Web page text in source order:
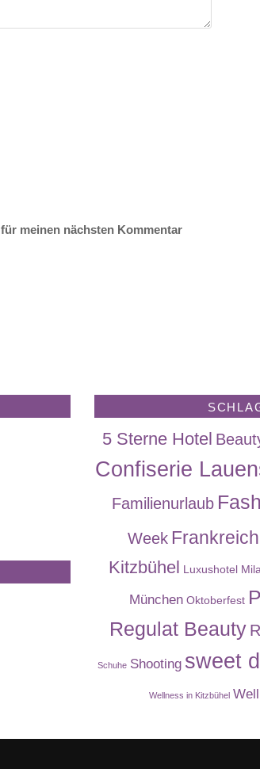
meinen nächsten Kommentar
5 Sterne Hotel
Confiserie
Familienurlaub
Week Frankreich
Kitzbühel Luxushotel
München Oktoberfest
Regulat Beauty
Schuhe Shooting sweet
Wellness in Kitzbühel